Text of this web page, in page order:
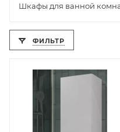
Шкафы для ванной
ФИЛЬТР